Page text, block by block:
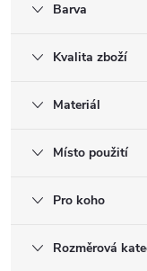
Barva
Kvalita zboží
Materiál
Místo použití
Pro koho
Rozměrová